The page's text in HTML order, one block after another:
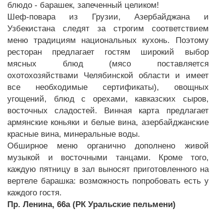
блюдо - барашек, запеченный целиком!
Шеф-повара из Грузии, Азербайджана и
Узбекистана следят за строгим соответствием
меню традициям национальных кухонь. Поэтому
ресторан предлагает гостям широкий выбор
мясных блюд (мясо поставляется
охотохозяйствами Челябинской области и имеет
все необходимые сертификаты), овощных
угощений, блюд с орехами, кавказских сыров,
восточных сладостей. Винная карта предлагает
армянские коньяки и белые вина, азербайджанские
красные вина, минеральные воды.
Обширное меню органично дополнено живой
музыкой и восточными танцами. Кроме того,
каждую пятницу в зал выносят приготовленного на
вертеле барашка: возможность попробовать есть у
каждого гостя.
Пр. Ленина, 66а (РК Уральские пельмени)